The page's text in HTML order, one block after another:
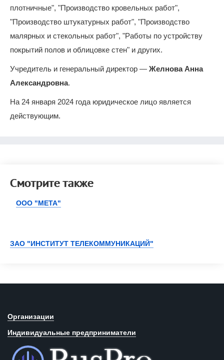
плотничные", "Производство кровельных работ",
"Производство штукатурных работ", "Производство
малярных и стекольных работ", "Работы по устройству
покрытий полов и облицовке стен" и других.
Учредитель и генеральный директор — Желнова Анна
Александровна.
На 24 января 2024 года юридическое лицо является
действующим.
Смотрите также
ООО "МЕТА"
ЗАО "ИНСТИТУТ ТЕЛЕКОММУНИКАЦИЙ"
Организации
Индивидуальные предприниматели